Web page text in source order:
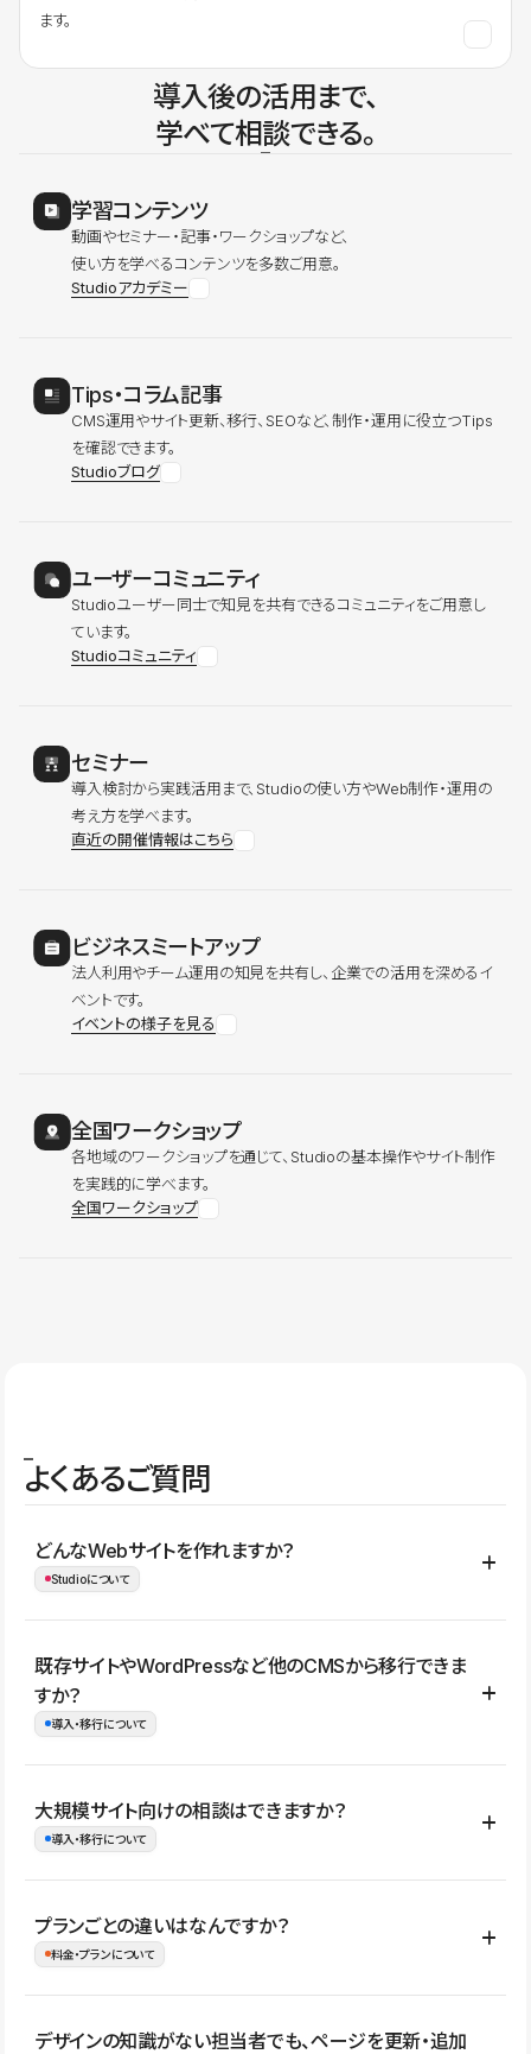
ます。
導入後の活用まで、
学べて相談できる。
学習コンテンツ
動画やセミナー・記事・ワークショップなど、
使い方を学べるコンテンツを多数ご用意。
Studioアカデミー
Tips・コラム記事
CMS運用やサイト更新、移行、SEOなど、制作・運用に役立つTips
を確認できます。
Studioブログ
ユーザーコミュニティ
Studioユーザー同士で知見を共有できるコミュニティをご用意し
ています。
Studioコミュニティ
セミナー
導入検討から実践活用まで、Studioの使い方やWeb制作・運用の
考え方を学べます。
直近の開催情報はこちら
ビジネスミートアップ
法人利用やチーム運用の知見を共有し、企業での活用を深めるイ
ベントです。
イベントの様子を見る
全国ワークショップ
各地域のワークショップを通じて、Studioの基本操作やサイト制作
を実践的に学べます。
全国ワークショップ
よくあるご質問
どんなWebサイトを作れますか？
Studioについて
コーポレートサイト、サービスサイト、LP、採用サイト、ブロ
グ・メディア、イベントサイト、店舗・商品紹介サイト、ポートフ
ォリオなど幅広く制作できます。
既存サイトやWordPressなど他のCMSから移行できま
すか？
導入・移行について
はい。既存サイトの構成やコンテンツ、URLを整理したうえで、
Studio上に再構築する形で移行できます。 WordPressの場合は、
イト全体のデザインや設定がそのまま移行されるわけではないた
め、移行後にページ構成やデザイン、CMS設計、URL・リダイレク
大規模サイト向けの相談はできますか？
導入・移行について
はい。アクセス規模が大きいサイトや、複数部門での運用、権限管
理、セキュリティ確認、既存システムとの連携など、個別の要件が
ない段階でも、お問い合わせください。
プランごとの違いはなんですか？
料金・プランについて
公開ページ数、バージョン履歴の期間、CMS利用数の上限、権限
デザインの知識がない担当者でも、ページを更新・追加